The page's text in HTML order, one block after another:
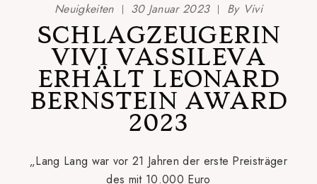
Neuigkeiten 30 Januar 2023 By Vivi
SCHLAGZEUGERIN
VIVI VASSILEVA
ERHÄLT LEONARD
BERNSTEIN AWARD
2023
„Lang Lang war vor 21 Jahren der erste Preisträger
des mit 10.000 Euro